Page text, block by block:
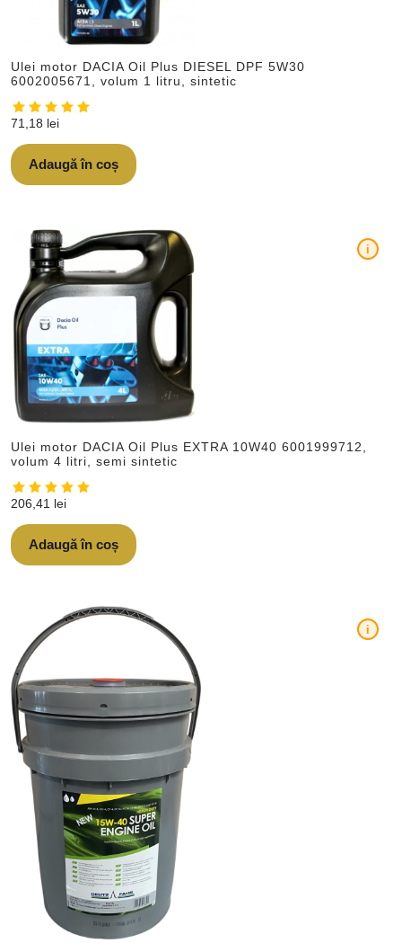
Ulei motor DACIA Oil Plus DIESEL DPF 5W30
6002005671, volum 1 litru, sintetic
71,18 lei
Adaugă în coș
Ulei motor DACIA Oil Plus EXTRA 10W40 6001999712,
volum 4 litri, semi sintetic
i
206,41 lei
Adaugă în coș
i